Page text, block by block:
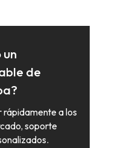
un
de
a los
soporte